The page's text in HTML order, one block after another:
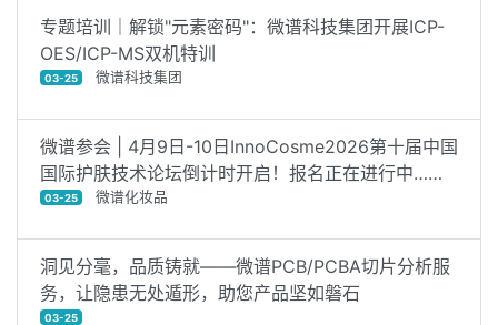
专题培训｜解锁"元素密码"：微谱科技集团开展ICP-
OES/ICP-MS双机特训
03-25 微谱科技集团
微谱参会 | 4月9日-10日InnoCosme2026第十届中国
国际护肤技术论坛倒计时开启！报名正在进行中……
03-25 微谱化妆品
洞见分毫，品质铸就——微谱PCB/PCBA切片分析服
务，让隐患无处遁形，助您产品坚如磐石
03-25